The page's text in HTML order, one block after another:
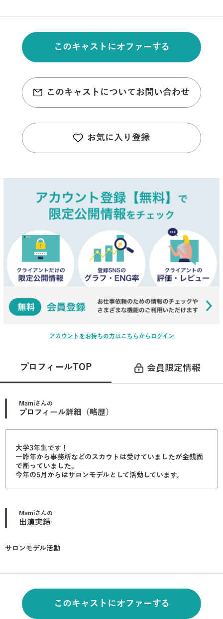
このキャストにオファーする
このキャストについてお問い合わせ
お気に入り登録
アカウントをお持ちの方はこちらからログイン
プロフィールTOP 会員限定情報
Mamiさんの
プロフィール詳細（略歴）
大学3年生です！
一昨年から事務所などのスカウトは受けていましたが金銭面
で断っていました。
今年の5月からはサロンモデルとして活動しています。
Mamiさんの
出演実績
サロンモデル活動
このキャストにオファーする